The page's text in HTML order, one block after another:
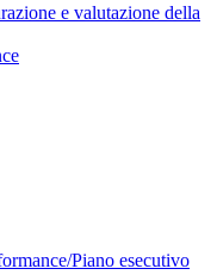
e valutazione della
Piano esecutivo